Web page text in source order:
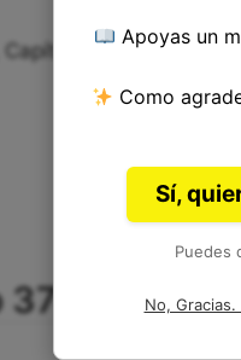
Capítulo 37, Libro de
Apoyas un
Como
Sí,
Puedes
No,